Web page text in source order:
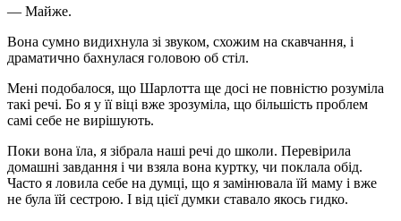
— Майже.
Вона сумно видихнула зі звуком, схожим на скавчання, і
драматично бахнулася головою об стіл.
Мені подобалося, що Шарлотта ще досі не повністю розуміла
такі речі. Бо я у її віці вже зрозуміла, що більшість проблем
самі себе не вирішують.
Поки вона їла, я зібрала наші речі до школи. Перевірила
домашні завдання і чи взяла вона куртку, чи поклала обід.
Часто я ловила себе на думці, що я замінювала їй маму і вже
не була їй сестрою. І від цієї думки ставало якось гидко.